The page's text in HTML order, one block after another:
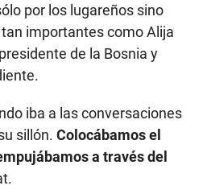
por los lugareños sino
importantes como Alija
de la Bosnia y
iba a las conversaciones
sillón. Colocábamos el
a través del